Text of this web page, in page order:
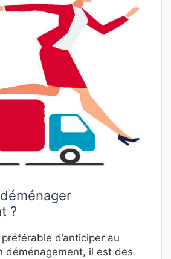
?
d’anticiper au
déménagement, il est des